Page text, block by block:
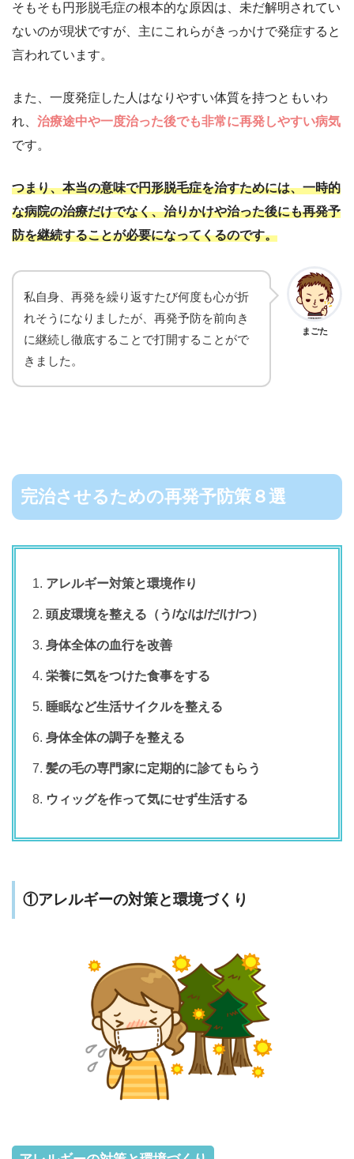
そもそも円形脱毛症の根本的な原因は、未だ解明されてい
ないのが現状ですが、主にこれらがきっかけで発症すると
言われています。
また、一度発症した人はなりやすい体質を持つともいわ
れ、 治療途中や一度治った後でも非常に再発しやすい病気
です。
つまり、本当の意味で円形脱毛症を治すためには、一時的
な病院の治療だけでなく、治りかけや治った後にも再発予
防を継続することが必要になってくるのです。
まごた
私自身、再発を繰り返すたび何度も心が折
れそうになりましたが、再発予防を前向き
に継続し徹底することで打開することがで
きました。
完治させるための再発予防策８選
アレルギー対策と環境作り
頭皮環境を整える（う/な/は/だ/け/つ）
身体全体の血行を改善
栄養に気をつけた食事をする
睡眠など生活サイクルを整える
身体全体の調子を整える
髪の毛の専門家に定期的に診てもらう
ウィッグを作って気にせず生活する
①アレルギーの対策と環境づくり